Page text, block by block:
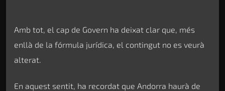
Amb tot, el cap de Govern ha deixat clar que, més
enllà de la fórmula jurídica, el contingut no es veurà
alterat.
En aquest sentit, ha recordat que Andorra haurà de